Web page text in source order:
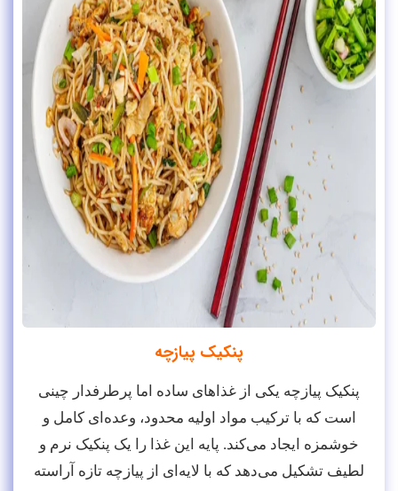
پنکیک پیازچه
پنکیک پیازچه یکی از غذاهای ساده اما پرطرفدار چینی
است که با ترکیب مواد اولیه محدود، وعده‌ای کامل و
خوشمزه ایجاد می‌کند. پایه این غذا را یک پنکیک نرم و
لطیف تشکیل می‌دهد که با لایه‌ای از پیازچه تازه آراسته